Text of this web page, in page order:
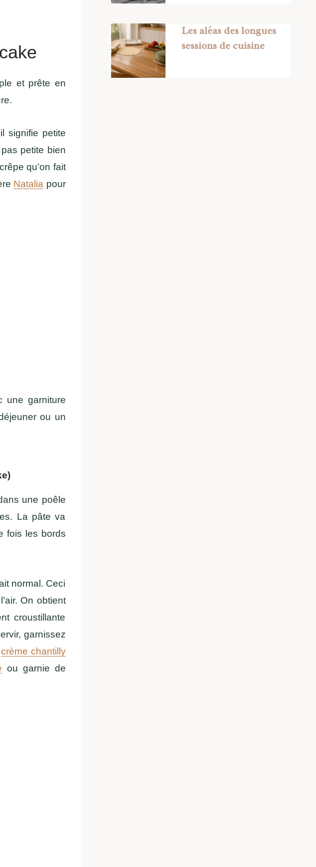
et prête en
signifie petite
petite bien
qu’on fait
Natalia pour
une garniture
ou un
une poêle
La pâte va
fois les bords
normal. Ceci
On obtient
croustillante
garnissez
crème chantilly
ou garnie de
Les aléas des longues
sessions de cuisine